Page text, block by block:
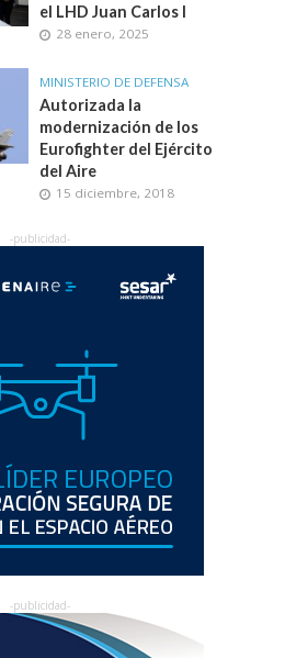
el LHD Juan Carlos I
28 enero, 2025
MINISTERIO DE DEFENSA
Autorizada la
modernización de los
Eurofighter del Ejército
del Aire
15 diciembre, 2018